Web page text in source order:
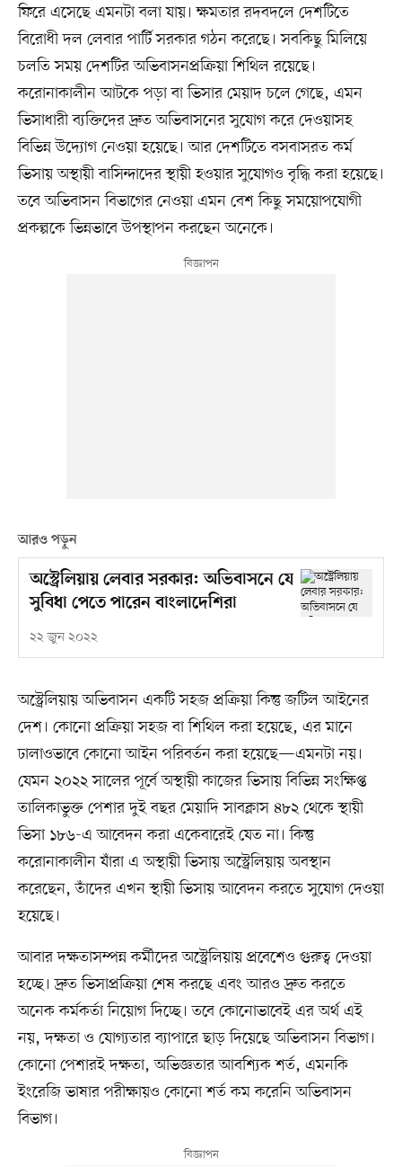
ফিরে এসেছে এমনটা বলা যায়। ক্ষমতার রদবদলে দেশটিতে
বিরোধী দল লেবার পার্টি সরকার গঠন করেছে। সবকিছু মিলিয়ে
চলতি সময় দেশটির অভিবাসনপ্রক্রিয়া শিথিল রয়েছে।
করোনাকালীন আটকে পড়া বা ভিসার মেয়াদ চলে গেছে, এমন
ভিসাধারী ব্যক্তিদের দ্রুত অভিবাসনের সুযোগ করে দেওয়াসহ
বিভিন্ন উদ্যোগ নেওয়া হয়েছে। আর দেশটিতে বসবাসরত কর্ম
ভিসায় অস্থায়ী বাসিন্দাদের স্থায়ী হওয়ার সুযোগও বৃদ্ধি করা হয়েছে।
তবে অভিবাসন বিভাগের নেওয়া এমন বেশ কিছু সময়োপযোগী
প্রকল্পকে ভিন্নভাবে উপস্থাপন করছেন অনেকে।
আরও পড়ুন
অস্ট্রেলিয়ায় লেবার সরকার: অভিবাসনে যে
সুবিধা পেতে পারেন বাংলাদেশিরা
২২ জুন ২০২২
অস্ট্রেলিয়ায় অভিবাসন একটি সহজ প্রক্রিয়া কিন্তু জটিল আইনের
দেশ। কোনো প্রক্রিয়া সহজ বা শিথিল করা হয়েছে, এর মানে
ঢালাওভাবে কোনো আইন পরিবর্তন করা হয়েছে—এমনটা নয়।
যেমন ২০২২ সালের পূর্বে অস্থায়ী কাজের ভিসায় বিভিন্ন সংক্ষিপ্ত
তালিকাভুক্ত পেশার দুই বছর মেয়াদি সাবক্লাস ৪৮২ থেকে স্থায়ী
ভিসা ১৮৬-এ আবেদন করা একেবারেই যেত না। কিন্তু
করোনাকালীন যাঁরা এ অস্থায়ী ভিসায় অস্ট্রেলিয়ায় অবস্থান
করেছেন, তাঁদের এখন স্থায়ী ভিসায় আবেদন করতে সুযোগ দেওয়া
হয়েছে।
আবার দক্ষতাসম্পন্ন কর্মীদের অস্ট্রেলিয়ায় প্রবেশেও গুরুত্ব দেওয়া
হচ্ছে। দ্রুত ভিসাপ্রক্রিয়া শেষ করছে এবং আরও দ্রুত করতে
অনেক কর্মকর্তা নিয়োগ দিচ্ছে। তবে কোনোভাবেই এর অর্থ এই
নয়, দক্ষতা ও যোগ্যতার ব্যাপারে ছাড় দিয়েছে অভিবাসন বিভাগ।
কোনো পেশারই দক্ষতা, অভিজ্ঞতার আবশ্যিক শর্ত, এমনকি
ইংরেজি ভাষার পরীক্ষায়ও কোনো শর্ত কম করেনি অভিবাসন
বিভাগ।